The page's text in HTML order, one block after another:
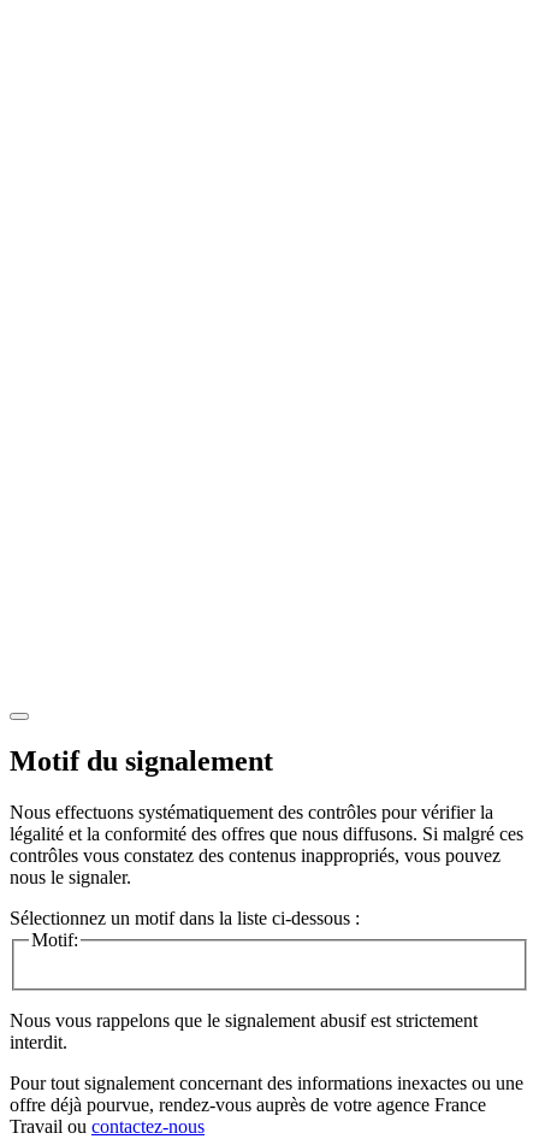
Motif du signalement
Nous effectuons systématiquement des contrôles pour vérifier la
légalité et la conformité des offres que nous diffusons. Si malgré ces
contrôles vous constatez des contenus inappropriés, vous pouvez
nous le signaler.
Sélectionnez un motif dans la liste ci-dessous :
Motif:
Nous vous rappelons que le signalement abusif est strictement
interdit.
Pour tout signalement concernant des informations inexactes ou une
offre déjà pourvue, rendez-vous auprès de votre agence France
Travail ou contactez-nous